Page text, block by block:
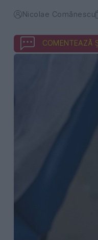
Nicolae Comănescu
COMENTEAZĂ